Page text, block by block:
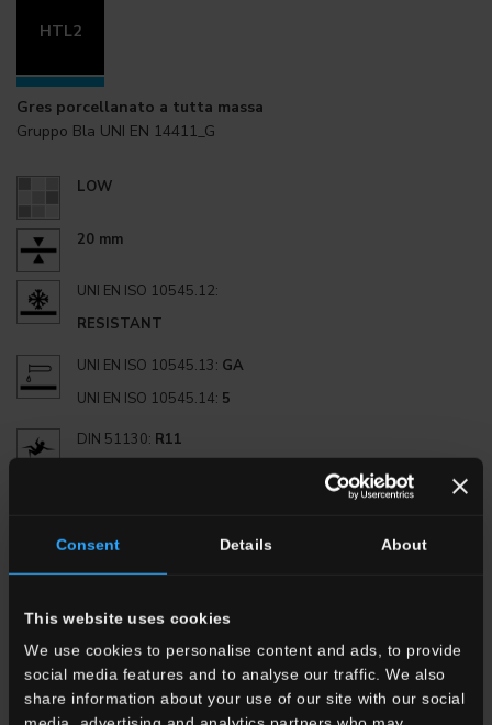
Consent Details About
This website uses cookies
We use cookies to personalise content and ads, to provide
social media features and to analyse our traffic. We also
share information about your use of our site with our social
HTL2
Gres porcellanato a tutta massa
Gruppo Bla UNI EN 14411_G
LOW
20 mm
UNI EN ISO 10545.12:
RESISTANT
UNI EN ISO 10545.13: GA
UNI EN ISO 10545.14: 5
DIN 51130: R11
BCRA: